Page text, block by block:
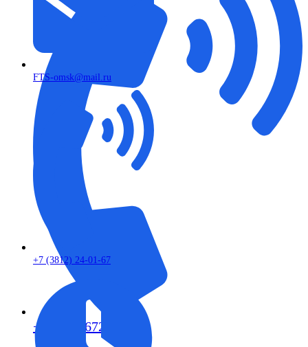
+7 (913) 672-49-54
FTS-omsk@mail.ru
+7 (3812) 24-01-67